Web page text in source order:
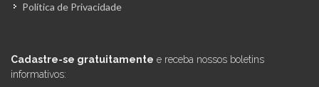
Política de Privacidade
Cadastre-se gratuitamente e receba nossos boletins
informativos: